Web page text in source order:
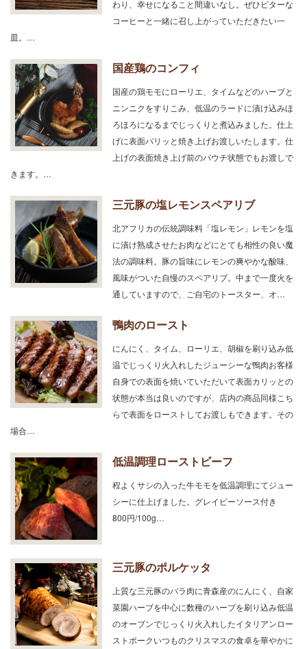
わり、幸せになること間違いなし。ぜひビターな
コーヒーと一緒に召し上がっていただきたい一
皿。…
国産鶏のコンフィ
国産の鶏モモにローリエ、タイムなどのハーブと
ニンニクをすりこみ、低温のラードに漬け込みほ
ろほろになるまでじっくりと煮込みました。仕上
げに表面パリッと焼き上げお渡しいたします。仕
上げの表面焼き上げ前のパウチ状態でもお渡しで
きます。…
三元豚の塩レモンスペアリブ
北アフリカの伝統調味料「塩レモン」レモンを塩
に漬け熟成させたお肉などにとても相性の良い魔
法の調味料。豚の旨味にレモンの爽やかな酸味、
風味がついた自慢のスペアリブ。中まで一度火を
通していますので、ご自宅のトースター、オ…
鴨肉のロースト
にんにく、タイム、ローリエ、胡椒を刷り込み低
温でじっくり火入れしたジューシーな鴨肉お客様
自身での表面を焼いていただいて表面カリッとの
状態が本当は良いのですが、店内の商品同様こち
らで表面をローストしてお渡しもできます。その
場合…
低温調理ローストビーフ
程よくサシの入った牛モモを低温調理にてジュー
シーに仕上げました。グレイビーソース付き
800円/100g…
三元豚のポルケッタ
上質な三元豚のバラ肉に青森産のにんにく、自家
菜園ハーブを中心に数種のハーブを刷り込み低温
のオーブンでじっくり火入れしたイタリアンロー
ストポークいつものクリスマスの食卓を華やかに